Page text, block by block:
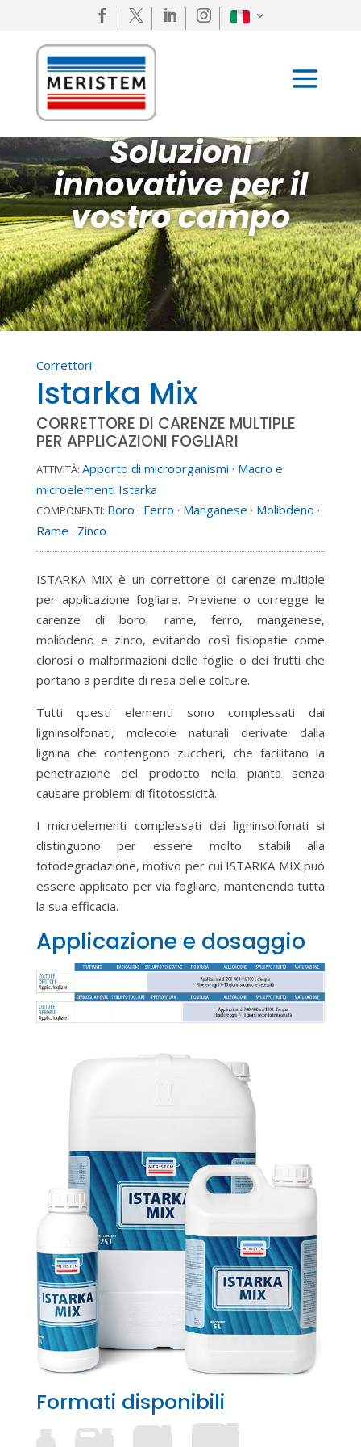
   
Soluzioni
innovative per il
vostro campo
Correttori
Istarka Mix
CORRETTORE DI CARENZE MULTIPLE
PER APPLICAZIONI FOGLIARI
ATTIVITÀ: Apporto di microorganismi · Macro e
microelementi Istarka
COMPONENTI: Boro · Ferro · Manganese · Molibdeno ·
Rame · Zinco
ISTARKA MIX è un correttore di carenze multiple
per applicazione fogliare. Previene o corregge le
carenze di boro, rame, ferro, manganese,
molibdeno e zinco, evitando così fisiopatie come
clorosi o malformazioni delle foglie o dei frutti che
portano a perdite di resa delle colture.
Tutti questi elementi sono complessati dai
ligninsolfonati, molecole naturali derivate dalla
lignina che contengono zuccheri, che facilitano la
penetrazione del prodotto nella pianta senza
causare problemi di fitotossicità.
I microelementi complessati dai ligninsolfonati si
distinguono per essere molto stabili alla
fotodegradazione, motivo per cui ISTARKA MIX può
essere applicato per via fogliare, mantenendo tutta
la sua efficacia.
Applicazione e dosaggio
Formati disponibili